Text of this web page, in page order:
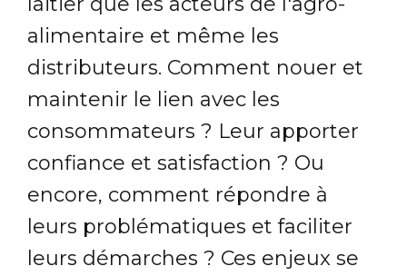
alimentaire et même les
distributeurs. Comment nouer et
maintenir le lien avec les
consommateurs ? Leur apporter
confiance et satisfaction ? Ou
encore, comment répondre à
leurs problématiques et faciliter
leurs démarches ? Ces enjeux se